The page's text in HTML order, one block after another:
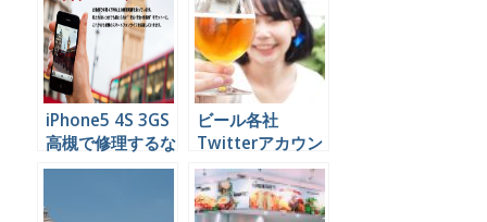
よう
にほとんど無いら
しい。
iPhone5 4S 3GS
高槻で修理するな
ら
ビール各社
Twitterアカウン
ト比較